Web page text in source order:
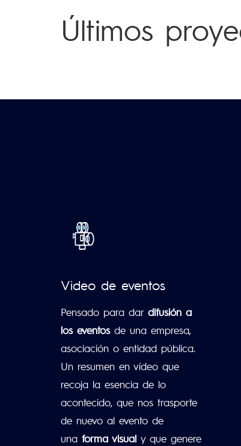
Últimos
Video de eventos
Pensado para dar difusión a
los eventosde una empresa,
asociación o entidad pública.
Un resumen en vídeo que
recoja la esencia de lo
acontecido, que nos trasporte
de nuevo al evento de
una forma visual y que genere